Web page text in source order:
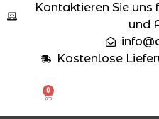
Kontaktieren Sie
und
Kostenlose
0